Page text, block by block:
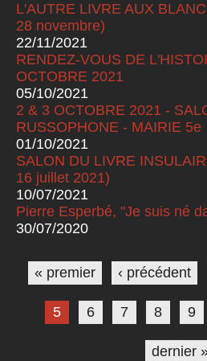
L'AUTRE LIVRE AUX
28 novembre)
22/11/2021
RENDEZ-VOUS DE
OCTOBRE 2021
05/10/2021
2 & 3 OCTOBRE 2021 -
RUSSOPHONE - MAIRIE 5e
01/10/2021
SALON DU LIVRE
16 juillet 2021)
10/07/2021
Pierre Esperbé, "Je suis né
30/07/2020
Pages
« premier ‹ précédent
5 6 7 8 9
dernier